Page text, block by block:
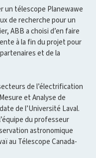
un télescope Planewawe
de recherche pour un
ABB a choisi d’en faire
à la fin du projet pour
et de la
de l’électrification
et Analyse de
de l’Université Laval.
du professeur
astronomique
au Télescope Canada-